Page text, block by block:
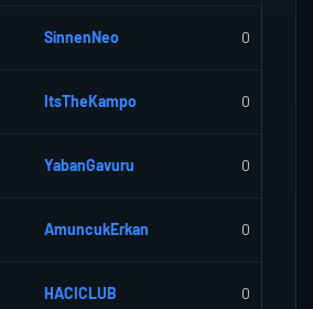
SinnenNeo 0
ItsTheKampo 0
YabanGavuru 0
AmuncukErkan 0
HACICLUB 0